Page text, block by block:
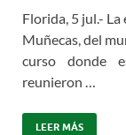
Florida, 5 jul.- La
Muñecas, del
curso donde
reunieron …
LEER MÁS